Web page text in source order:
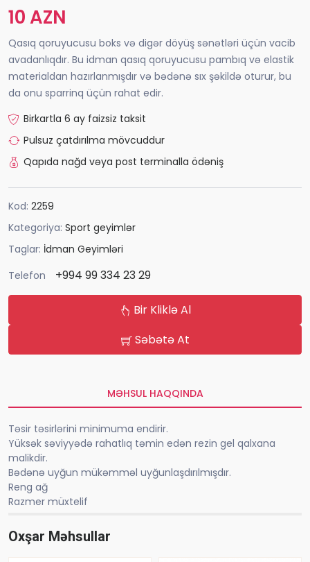
10 AZN
Qasıq qoruyucusu boks və digər döyüş sənətləri üçün vacib
avadanlıqdır. Bu idman qasıq qoruyucusu pambıq və elastik
materialdan hazırlanmışdır və bədənə sıx şəkildə oturur, bu
da onu sparrinq üçün rahat edir.
Birkartla 6 ay faizsiz taksit
Pulsuz çatdırılma mövcuddur
Qapıda nağd vəya post terminalla ödəniş
Kod: 2259
Kategoriya: Sport geyimlər
Taglar: İdman Geyimləri
Telefon
+994 99 334 23 29
Bir Kliklə Al
Səbətə At
MƏHSUL HAQQINDA
Təsir təsirlərini minimuma endirir.
Yüksək səviyyədə rahatlıq təmin edən rezin gel qalxana
malikdir.
Bədənə uyğun mükəmməl uyğunlaşdırılmışdır.
Reng ağ
Razmer müxtelif
Oxşar Məhsullar